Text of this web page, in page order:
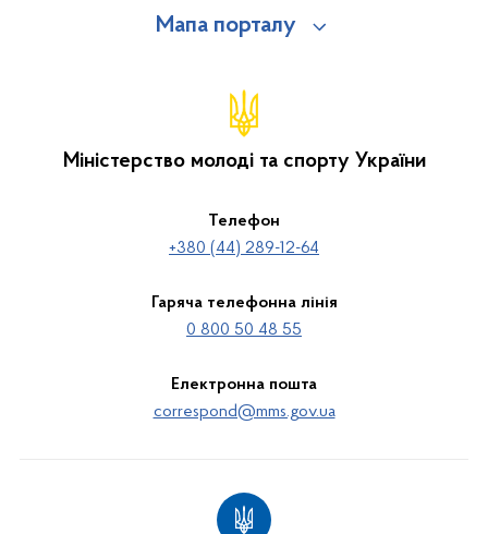
Мапа порталу
Міністерство молоді та спорту України
Телефон
+380 (44) 289-12-64
Гаряча телефонна лінія
0 800 50 48 55
Електронна пошта
correspond@mms.gov.ua